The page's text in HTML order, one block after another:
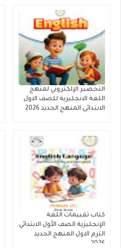
التحضير الإلكتروني لمنهج
اللغة الانجليزية للصف الاول
الابتدائى المنهج الجديد 2026
كتاب تقييمات اللغة
الإنجليزية الصف الأول الابتدائي
الترم الاول المنهج الجديد
2026